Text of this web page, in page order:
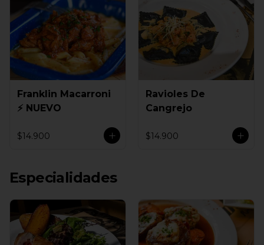
Franklin Macarroni
⚡ NUEVO
$14.900
Ravioles De
Cangrejo
$14.900
Especialidades